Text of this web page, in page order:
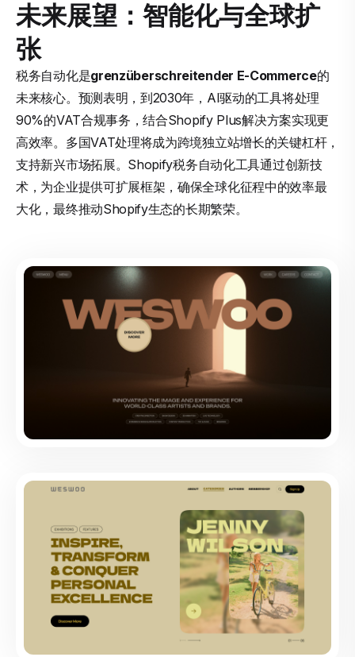
未来展望：智能化与全球扩
张
税务自动化是grenzüberschreitender E-Commerce的
未来核心。预测表明，到2030年，AI驱动的工具将处理
90%的VAT合规事务，结合Shopify Plus解决方案实现更
高效率。多国VAT处理将成为跨境独立站增长的关键杠杆，
支持新兴市场拓展。Shopify税务自动化工具通过创新技
术，为企业提供可扩展框架，确保全球化征程中的效率最
大化，最终推动Shopify生态的长期繁荣。